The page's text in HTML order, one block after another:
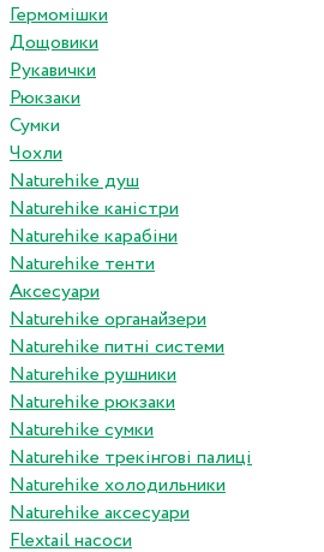
Гермомішки
Дощовики
Рукавички
Рюкзаки
Сумки
Чохли
Naturehike душ
Naturehike каністри
Naturehike карабіни
Naturehike тенти
Аксесуари
Naturehike органайзери
Naturehike питні системи
Naturehike рушники
Naturehike рюкзаки
Naturehike сумки
Naturehike трекінгові палиці
Naturehike холодильники
Naturehike аксесуари
Flextail насоси